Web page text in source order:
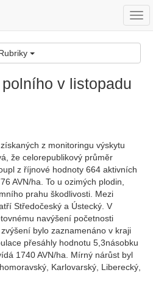
v listopadu
z monitoringu výskytu
že celorepublikový průměr
z říjnové hodnoty 664 aktivních
AVN/ha. To u ozimých plodin,
prahu škodlivosti. Mezi
Středočeský a Ústecký. V
navýšení početnosti
bylo zaznamenáno v kraji
přesáhly hodnotu 5,3násobku
1740 AVN/ha. Mírný nárůst byl
Karlovarský, Liberecký,